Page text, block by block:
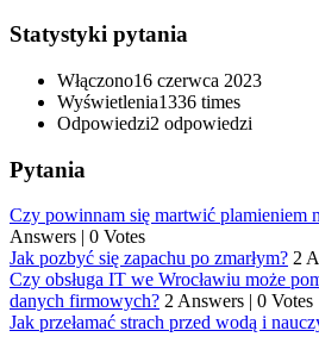
Statystyki pytania
Włączono16 czerwca 2023
Wyświetlenia1336 times
Odpowiedzi2 odpowiedzi
Pytania
Czy powinnam się martwić plamieniem
Answers | 0 Votes
Jak pozbyć się zapachu po zmarłym? 2
Czy obsługa IT we Wrocławiu może
danych firmowych? 2 Answers | 0 Votes
Jak przełamać strach przed wodą i